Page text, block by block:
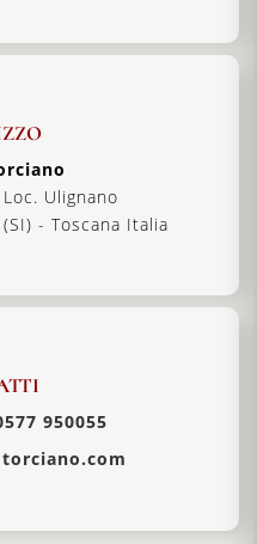
Ulignano
- Toscana Italia
950055